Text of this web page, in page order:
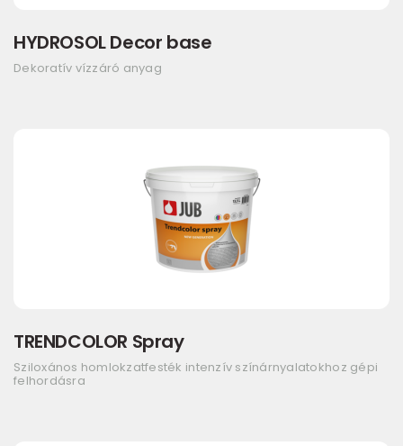
HYDROSOL Decor base
Dekoratív vízzáró anyag
TRENDCOLOR Spray
Sziloxános homlokzatfesték intenzív színárnyalatokhoz gépi
felhordásra